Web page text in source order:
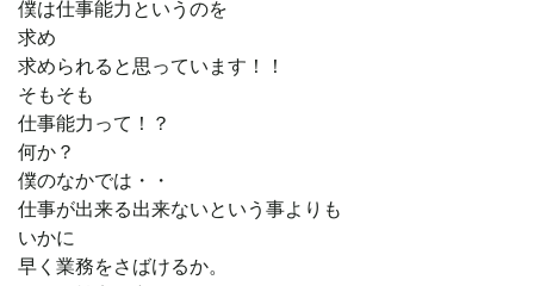
僕は仕事能力というのを
求め
求められると思っています！！
そもそも
仕事能力って！？
何か？
僕のなかでは・・
仕事が出来る出来ないという事よりも
いかに
早く業務をさばけるか。